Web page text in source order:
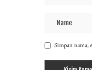
Simpan nama,